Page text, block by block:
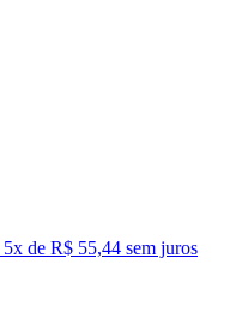
5x de R$ 55,44 sem juros